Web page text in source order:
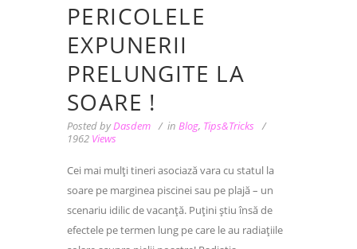
PERICOLELE
EXPUNERII
PRELUNGITE LA
SOARE !
Posted byDasdem in Blog, Tips&Tricks
1962 Views
Cei mai mulți tineri asociază vara cu statul la
soare pe marginea piscinei sau pe plajă – un
scenariu idilic de vacanță. Puțini știu însă de
efectele pe termen lung pe care le au radiațiile